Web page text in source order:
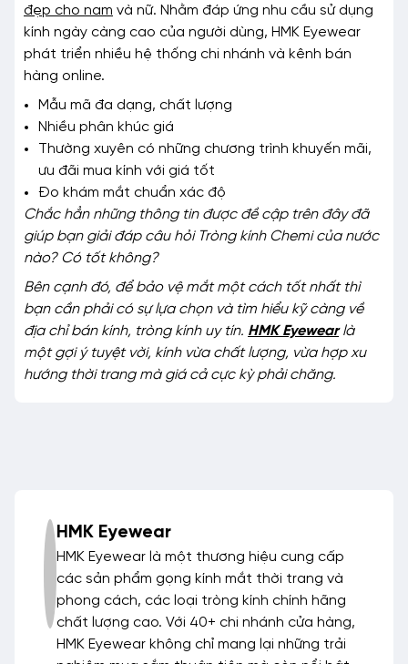
đẹp cho nam và nữ. Nhằm đáp ứng nhu cầu sử dụng
kính ngày càng cao của người dùng, HMK Eyewear
phát triển nhiều hệ thống chi nhánh và kênh bán
hàng online.
Mẫu mã đa dạng, chất lượng
Nhiều phân khúc giá
Thường xuyên có những chương trình khuyến mãi,
ưu đãi mua kính với giá tốt
Đo khám mắt chuẩn xác độ
Chắc hẳn những thông tin được đề cập trên đây đã
giúp bạn giải đáp câu hỏi Tròng kính Chemi của nước
nào? Có tốt không?
Bên cạnh đó, để bảo vệ mắt một cách tốt nhất thì
bạn cần phải có sự lựa chọn và tìm hiểu kỹ càng về
địa chỉ bán kính, tròng kính uy tín. HMK Eyewearlà
một gợi ý tuyệt vời, kính vừa chất lượng, vừa hợp xu
hướng thời trang mà giá cả cực kỳ phải chăng.
HMK Eyewear
HMK Eyewear là một thương hiệu cung cấp
các sản phẩm gọng kính mắt thời trang và
phong cách, các loại tròng kính chính hãng
chất lượng cao. Với 40+ chi nhánh cửa hàng,
HMK Eyewear không chỉ mang lại những trải